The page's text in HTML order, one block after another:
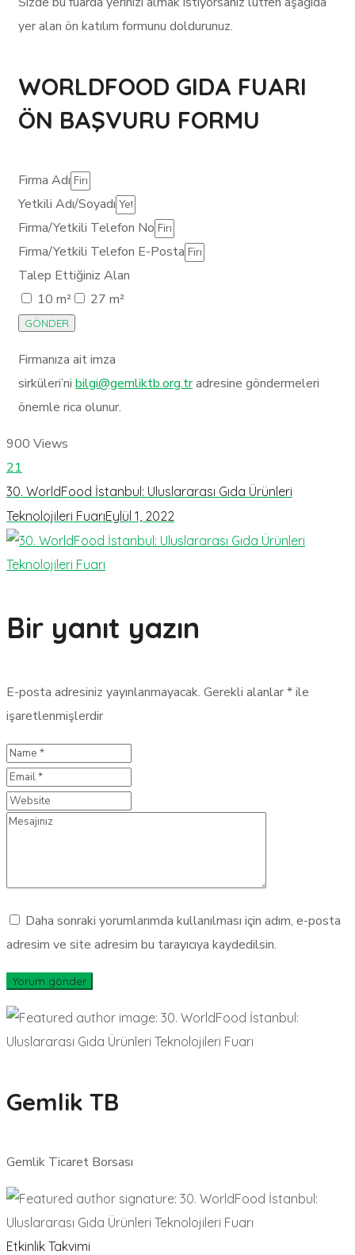
yer alan ön katılım formunu doldurunuz.
WORLDFOOD GIDA FUARI
ÖN BAŞVURU FORMU
Firma Adı
Yetkili Adı/Soyadı
Firma/Yetkili Telefon No
Firma/Yetkili Telefon E-Posta
Talep Ettiğiniz Alan
10 m²
27 m²
GÖNDER
Firmanıza ait imza
sirküleri’ni bilgi@gemliktb.org.tradresine göndermeleri
önemle rica olunur.
900 Views
21
30. WorldFood İstanbul: Uluslararası Gıda Ürünleri
Teknolojileri FuarıEylül 1, 2022
Bir yanıt yazın
E-posta adresiniz yayınlanmayacak. Gerekli alanlar*ile
işaretlenmişlerdir
Daha sonraki yorumlarımda kullanılması için adım, e-posta
adresim ve site adresim bu tarayıcıya kaydedilsin.
Gemlik TB
Gemlik Ticaret Borsası
Etkinlik Takvimi